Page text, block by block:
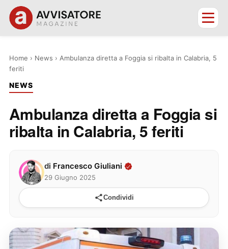
Home › News › Ambulanza diretta a Foggia si ribalta in Calabria, 5
feriti
NEWS
Ambulanza diretta a Foggia si
ribalta in Calabria, 5 feriti
di Francesco Giuliani
29 Giugno 2025
Condividi